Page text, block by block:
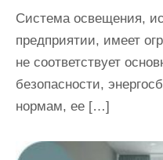
Система освещения,
предприятии, имеет
не соответствует
безопасности,
нормам, ее […]